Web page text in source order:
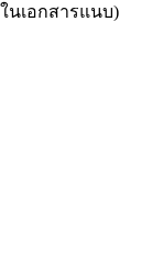
นเอกสารแนบ)